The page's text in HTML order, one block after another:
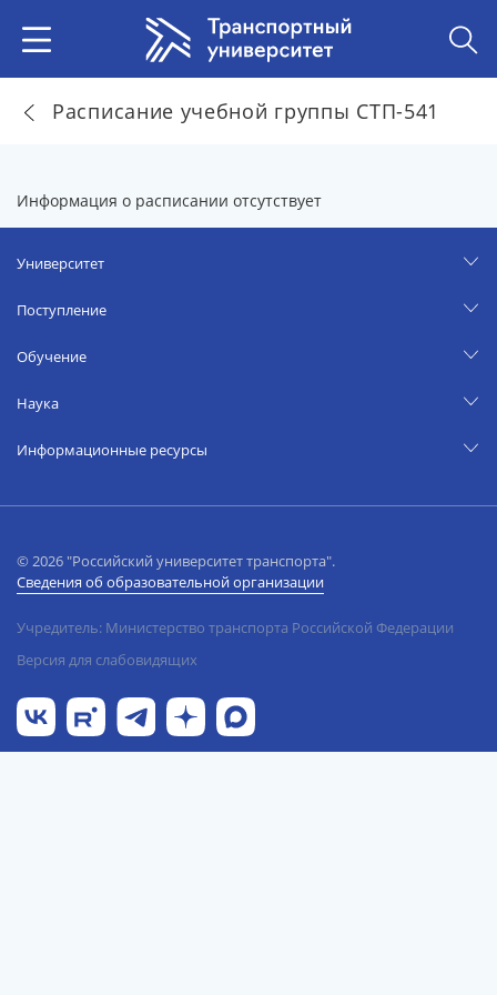
Расписание учебной группы СТП-541
Информация о расписании отсутствует
Университет
Поступление
Обучение
Наука
Информационные ресурсы
© 2026 "Российский университет транспорта".
Сведения об образовательной организации
Учредитель: Министерство транспорта Российской Федерации
Версия для слабовидящих